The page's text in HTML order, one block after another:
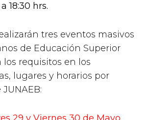
18:30 hrs.
tres eventos masivos
de Educación Superior
requisitos en los
lugares y horarios por